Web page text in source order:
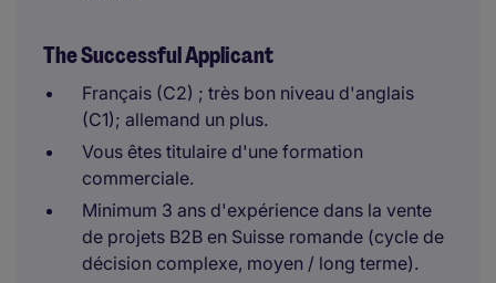
The Successful Applicant
Français (C2) ; très bon niveau d'anglais
(C1); allemand un plus.
Vous êtes titulaire d'une formation
commerciale.
Minimum 3 ans d'expérience dans la vente
de projets B2B en Suisse romande (cycle de
décision complexe, moyen / long terme).